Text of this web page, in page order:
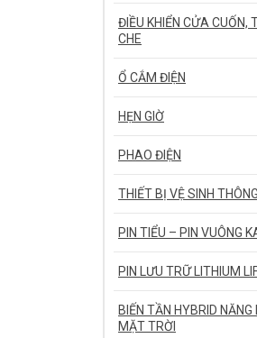
ĐIỀU KHIỂN CỬA CUỐN,
CHE
Ổ CẮM ĐIỆN
HẸN GIỜ
PHAO ĐIỆN
THIẾT BỊ VỆ SINH
PIN TIỂU – PIN VUÔNG
PIN LƯU TRỮ LITHIUM
BIẾN TẦN HYBRID NĂNG
MẶT TRỜI